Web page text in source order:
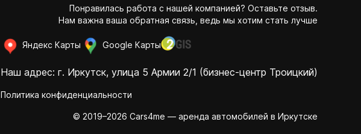
Понравилась работа с нашей компанией? Оставьте отзыв.
Нам важна ваша обратная связь, ведь мы хотим стать лучше
Яндекс Карты Google Карты
Наш адрес: г. Иркутск, улица 5 Армии 2/1 (бизнес-центр Троицкий)
Политика конфиденциальности
© 2019–2026 Cars4me — аренда автомобилей в Иркутске